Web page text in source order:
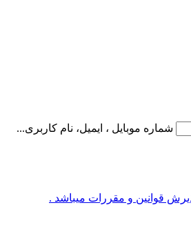
شماره موبایل ، ایمیل، نام کاربری...
قوانین و مقررات میباشد .